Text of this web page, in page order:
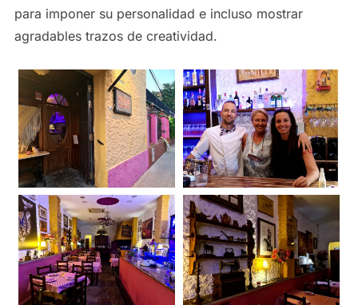
para imponer su personalidad e incluso mostrar
agradables trazos de creatividad.